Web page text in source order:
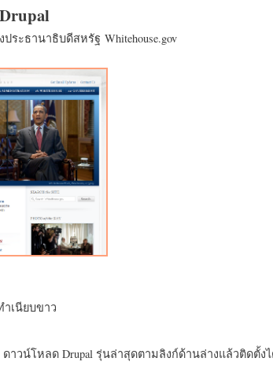
ระธานาธิบดีสหรัฐ Whitehouse.gov
ำเนียบขาว
ดาวน์โหลด Drupal รุ่นล่าสุดตามลิงก์ด้านล่างแล้วติดตั้ง